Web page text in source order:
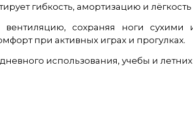
гибкость, амортизацию и
сохраняя ноги сухими
при активных играх и прогулках.
использования, учебы и